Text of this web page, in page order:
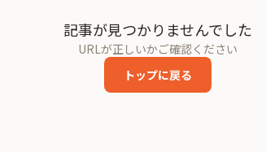
記事が見つかりませんでした
URLが正しいかご確認ください
トップに戻る